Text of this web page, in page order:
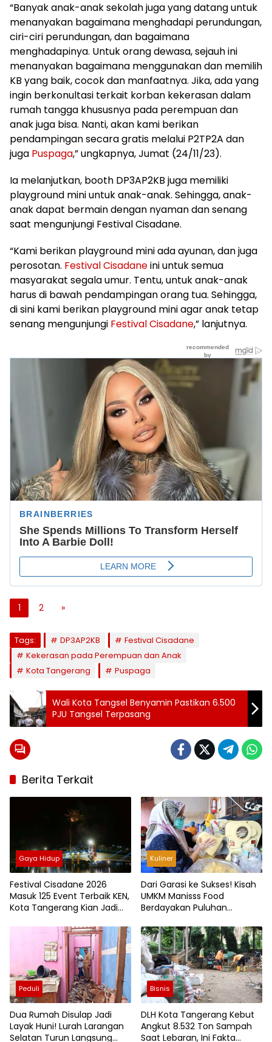
“Banyak anak-anak sekolah juga yang datang untuk
menanyakan bagaimana menghadapi perundungan,
ciri-ciri perundungan, dan bagaimana
menghadapinya. Untuk orang dewasa, sejauh ini
menanyakan bagaimana menggunakan dan memilih
KB yang baik, cocok dan manfaatnya. Jika, ada yang
ingin berkonultasi terkait korban kekerasan dalam
rumah tangga khususnya pada perempuan dan
anak juga bisa. Nanti, akan kami berikan
pendampingan secara gratis melalui P2TP2A dan
juga Puspaga,” ungkapnya, Jumat (24/11/23).
Ia melanjutkan, booth DP3AP2KB juga memiliki
playground mini untuk anak-anak. Sehingga, anak-
anak dapat bermain dengan nyaman dan senang
saat mengunjungi Festival Cisadane.
“Kami berikan playground mini ada ayunan, dan juga
perosotan. Festival Cisadaneini untuk semua
masyarakat segala umur. Tentu, untuk anak-anak
harus di bawah pendampingan orang tua. Sehingga,
di sini kami berikan playground mini agar anak tetap
senang mengunjungi Festival Cisadane,” lanjutnya.
1 2 »
Tags: DP3AP2KB
Festival Cisadane
Kekerasan pada Perempuan dan Anak
Kota Tangerang
Puspaga
Wali Kota Tangsel Benyamin Pastikan 6.500
PJU Tangsel Terpasang
Berita Terkait
Gaya Hidup
Festival Cisadane 2026
Masuk 125 Event Terbaik KEN,
Kota Tangerang Kian Jadi
Kuliner
Dari Garasi ke Sukses! Kisah
UMKM Manisss Food
Berdayakan Puluhan
Pandemi
Peduli
Dua Rumah Disulap Jadi
Layak Huni! Lurah Larangan
Selatan Turun Langsung
Bisnis
DLH Kota Tangerang Kebut
Angkut 8.532 Ton Sampah
Saat Lebaran, Ini Fakta